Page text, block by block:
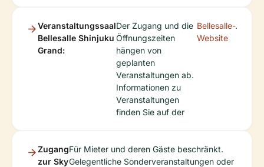
Veranstaltungssaal
Bellesalle Shinjuku
Grand:
Der Zugang und die
Öffnungszeiten
hängen von
geplanten
Veranstaltungen ab.
Informationen zu
Veranstaltungen
finden Sie auf der
Bellesalle-
Website
.
Zugang
zur Sky
Für Mieter und deren Gäste beschränkt.
Gelegentliche Sonderveranstaltungen oder